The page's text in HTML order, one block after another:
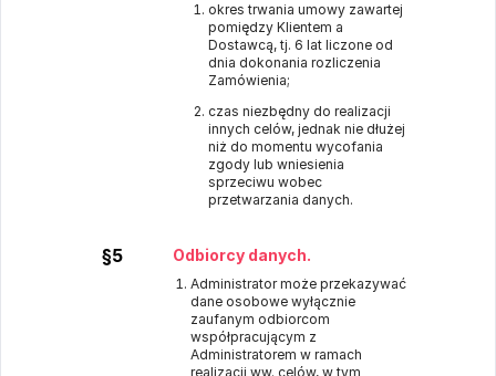
okres trwania umowy zawartej
pomiędzy Klientem a
Dostawcą, tj. 6 lat liczone od
dnia dokonania rozliczenia
Zamówienia;
czas niezbędny do realizacji
innych celów, jednak nie dłużej
niż do momentu wycofania
zgody lub wniesienia
sprzeciwu wobec
przetwarzania danych.
§5 Odbiorcy danych.
Administrator może przekazywać
dane osobowe wyłącznie
zaufanym odbiorcom
współpracującym z
Administratorem w ramach
realizacji ww. celów, w tym